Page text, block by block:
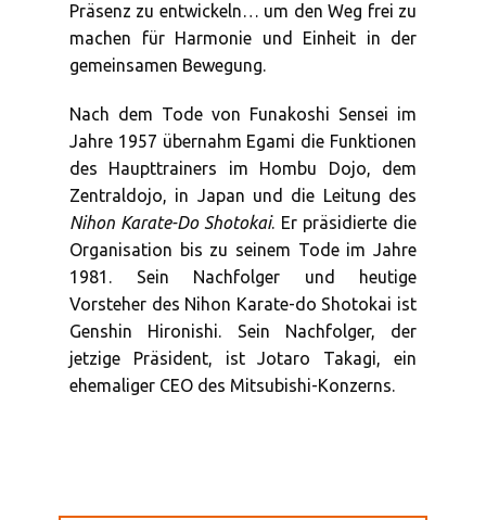
Präsenz zu entwickeln… um den Weg frei zu
machen für Harmonie und Einheit in der
gemeinsamen Bewegung.
Nach dem Tode von Funakoshi Sensei im
Jahre 1957 übernahm Egami die Funktionen
des Haupttrainers im Hombu Dojo, dem
Zentraldojo, in Japan und die Leitung des
Nihon Karate-Do Shotokai. Er präsidierte die
Organisation bis zu seinem Tode im Jahre
1981. Sein Nachfolger und heutige
Vorsteher des Nihon Karate-do Shotokai ist
Genshin Hironishi. Sein Nachfolger, der
jetzige Präsident, ist Jotaro Takagi, ein
ehemaliger CEO des Mitsubishi-Konzerns.